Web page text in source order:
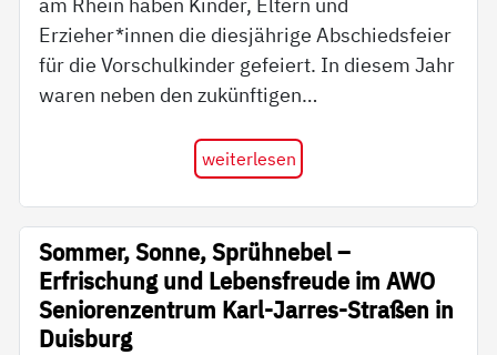
Erzieher*innen die diesjährige Abschiedsfeier
für die Vorschulkinder gefeiert. In diesem Jahr
waren neben den zukünftigen…
weiterlesen
Sommer, Sonne, Sprühnebel –
Erfrischung und Lebensfreude im AWO
Seniorenzentrum Karl-Jarres-Straßen in
Duisburg